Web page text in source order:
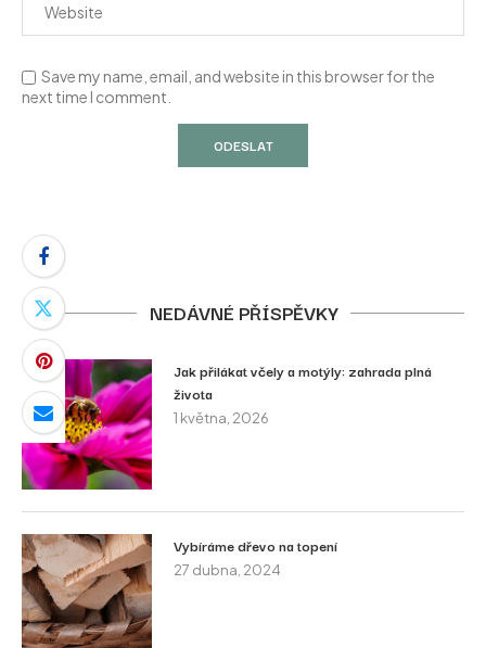
Save my name, email, and website in this browser for the
next time I comment.
NEDÁVNÉ PŘÍSPĚVKY
Jak přilákat včely a motýly: zahrada plná
života
1 května, 2026
Vybíráme dřevo na topení
27 dubna, 2024